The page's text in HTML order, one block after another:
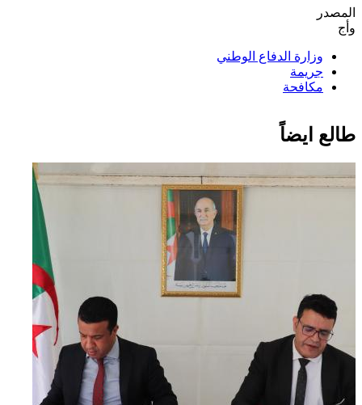
المصدر
وأج
وزارة الدفاع الوطني
جريمة
مكافحة
طالع ايضاً